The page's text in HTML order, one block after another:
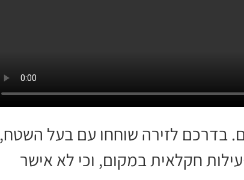
בדרכם לזירה שוחחו עם בעל השטח,
חקלאית במקום, וכי לא אישר